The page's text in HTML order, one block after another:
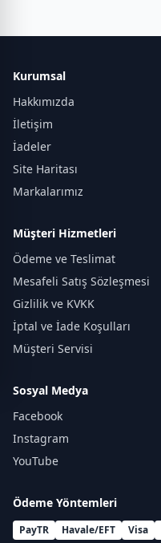
Kurumsal
Hakkımızda
İletişim
İadeler
Site Haritası
Markalarımız
Müşteri Hizmetleri
Ödeme ve Teslimat
Mesafeli Satış Sözleşmesi
Gizlilik ve KVKK
İptal ve İade Koşulları
Müşteri Servisi
Sosyal Medya
Facebook
Instagram
YouTube
Ödeme Yöntemleri
PayTR Havale/EFT Visa